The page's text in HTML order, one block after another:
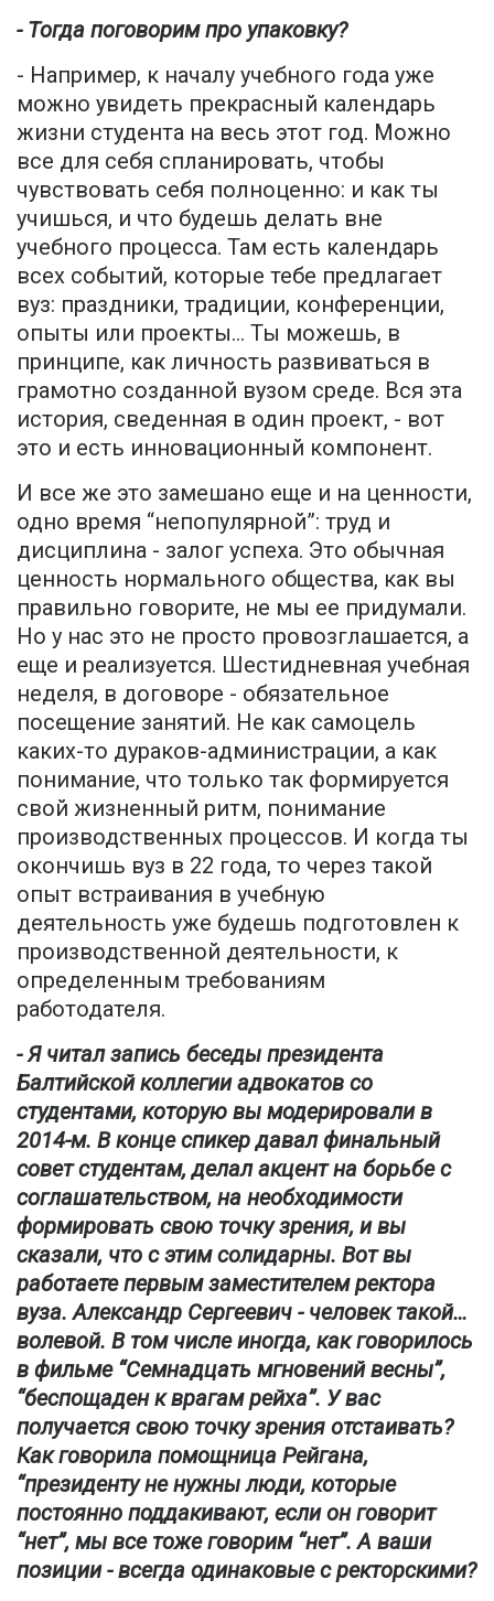
- Тогда поговорим про упаковку?
- Например, к началу учебного года уже
можно увидеть прекрасный календарь
жизни студента на весь этот год. Можно
все для себя спланировать, чтобы
чувствовать себя полноценно: и как ты
учишься, и что будешь делать вне
учебного процесса. Там есть календарь
всех событий, которые тебе предлагает
вуз: праздники, традиции, конференции,
опыты или проекты… Ты можешь, в
принципе, как личность развиваться в
грамотно созданной вузом среде. Вся эта
история, сведенная в один проект, - вот
это и есть инновационный компонент.
И все же это замешано еще и на ценности,
одно время “непопулярной”: труд и
дисциплина - залог успеха. Это обычная
ценность нормального общества, как вы
правильно говорите, не мы ее придумали.
Но у нас это не просто провозглашается, а
еще и реализуется. Шестидневная учебная
неделя, в договоре - обязательное
посещение занятий. Не как самоцель
каких-то дураков-администрации, а как
понимание, что только так формируется
свой жизненный ритм, понимание
производственных процессов. И когда ты
окончишь вуз в 22 года, то через такой
опыт встраивания в учебную
деятельность уже будешь подготовлен к
производственной деятельности, к
определенным требованиям
работодателя.
- Я читал запись беседы президента
Балтийской коллегии адвокатов со
студентами, которую вы модерировали в
2014-м. В конце спикер давал финальный
совет студентам, делал акцент на борьбе с
соглашательством, на необходимости
формировать свою точку зрения, и вы
сказали, что с этим солидарны. Вот вы
работаете первым заместителем ректора
вуза. Александр Сергеевич - человек такой…
волевой. В том числе иногда, как говорилось
в фильме “Семнадцать мгновений весны”,
“беспощаден к врагам рейха”. У вас
получается свою точку зрения отстаивать?
Как говорила помощница Рейгана,
“президенту не нужны люди, которые
постоянно поддакивают, если он говорит
“нет”, мы все тоже говорим “нет”. А ваши
позиции - всегда одинаковые с ректорскими?